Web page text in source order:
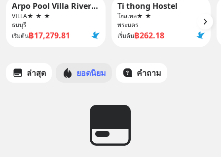
Arpo Pool Villa Riverside Bangkok
VILLA★ ★ ★
ธนบุรี
เริ่มต้น฿17,279.81
Ti thong Hostel
โฮสเทล★ ★
พระนคร
เริ่มต้น฿262.18
ล่าสุด ยอดนิยม คำถาม